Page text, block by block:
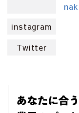
instagram
Twitter